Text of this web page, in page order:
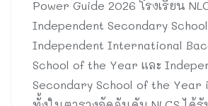
Power Guide 2026 โรงเรียน
Independent Secondary
Independent International
School of the Year และ
Secondary School of the Year